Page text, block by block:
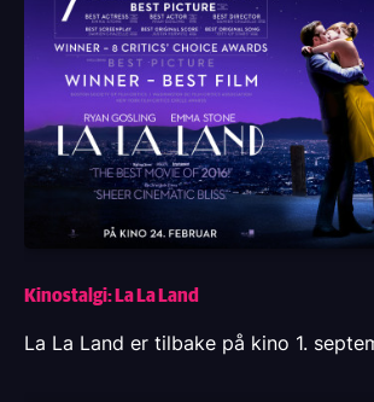
Kinostalgi: La La Land
La La Land er tilbake på kino 1.